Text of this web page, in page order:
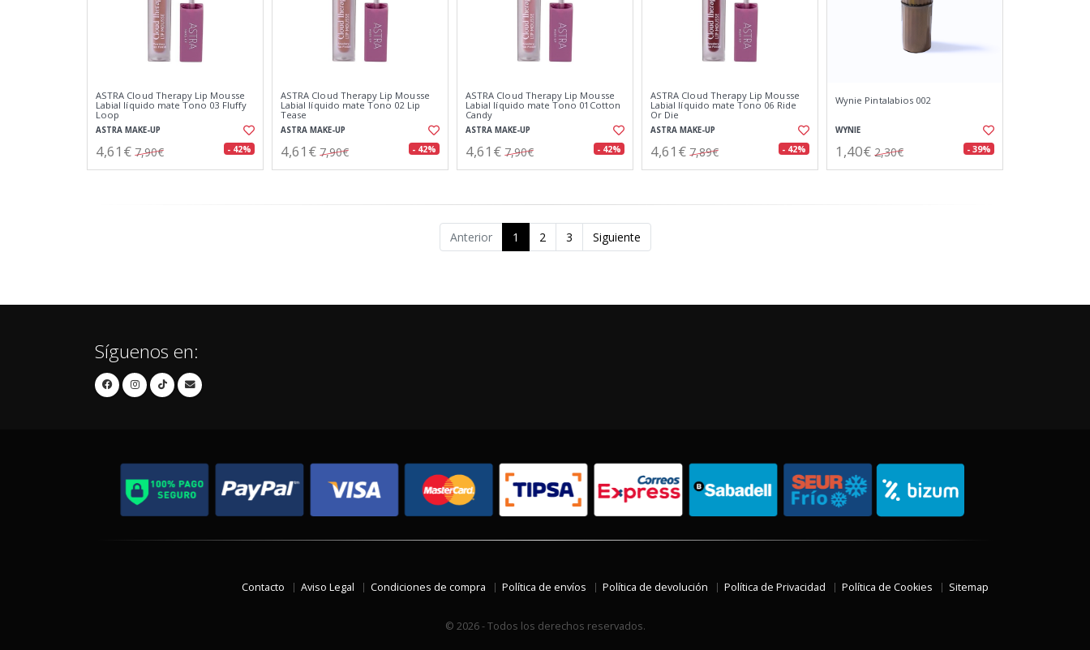
ASTRA Cloud Therapy Lip Mousse
Labial líquido mate Tono 03 Fluffy
Loop
ASTRA MAKE-UP
4,61€ 7,90€ - 42%
ASTRA Cloud Therapy Lip Mousse
Labial líquido mate Tono 02 Lip
Tease
ASTRA MAKE-UP
4,61€ 7,90€ - 42%
ASTRA Cloud Therapy Lip Mousse
Labial líquido mate Tono 01Cotton
Candy
ASTRA MAKE-UP
4,61€ 7,90€ - 42%
ASTRA Cloud Therapy Lip Mousse
Labial líquido mate Tono 06 Ride
Or Die
ASTRA MAKE-UP
4,61€ 7,89€ - 42%
Wynie Pintalabios 002
WYNIE
1,40€ 2,30€ - 39%
Anterior 1 2 3 Siguiente
Síguenos en:
Contacto Aviso Legal Condiciones de compra Política de envíos Política de devolución Política de Privacidad Política de Cookies Sitemap
© 2026 - Todos los derechos reservados.